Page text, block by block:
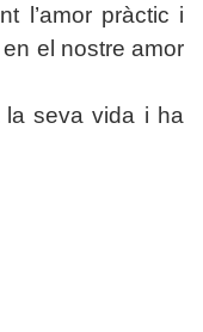
l’amor pràctic i
el nostre amor
la seva vida i ha